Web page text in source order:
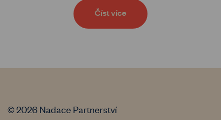
Číst více
© 2026 Nadace Partnerství